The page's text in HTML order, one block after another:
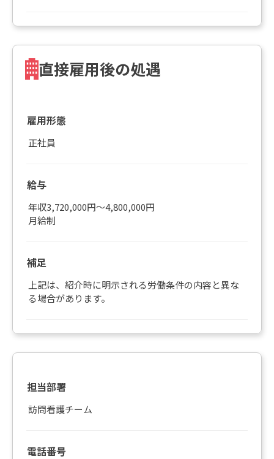
直接雇用後の処遇
雇用形態
正社員
給与
年収3,720,000円～4,800,000円
月給制
補足
上記は、紹介時に明示される労働条件の内容と異な
る場合があります。
担当部署
訪問看護チーム
電話番号